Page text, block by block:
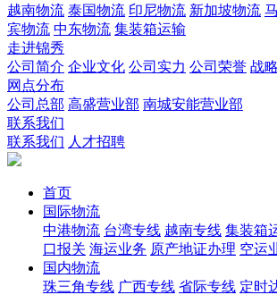
越南物流 泰国物流 印尼物流 新加坡物流
宾物流 中东物流 集装箱运输
走进锦秀
公司简介 企业文化 公司实力 公司荣誉 战
网点分布
公司总部 高盛营业部 南城安能营业部
联系我们
联系我们 人才招聘
首页
国际物流
中港物流 台湾专线 越南专线 集装箱
口报关 海运业务 原产地证办理 空运
国内物流
珠三角专线 广西专线 省际专线 定时